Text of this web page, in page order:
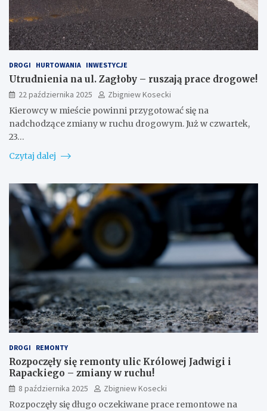
DROGI HURTOWANIA INWESTYCJE
Utrudnienia na ul. Zagłoby – ruszają prace drogowe!
22 października 2025
Zbigniew Kosecki
Kierowcy w mieście powinni przygotować się na
nadchodzące zmiany w ruchu drogowym. Już w czwartek,
23…
Czytaj dalej
DROGI REMONTY
Rozpoczęły się remonty ulic Królowej Jadwigi i
Rapackiego – zmiany w ruchu!
8 października 2025
Zbigniew Kosecki
Rozpoczęły się długo oczekiwane prace remontowe na